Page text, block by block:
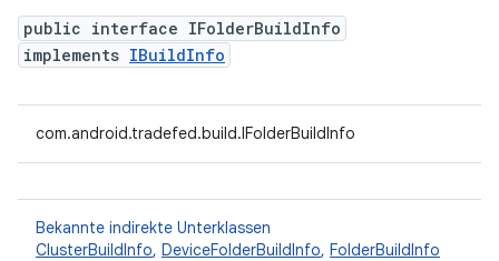
public interface IFolderBuildInfo
implements IBuildInfo
com.android.tradefed.build.IFolderBuildInfo
Bekannte indirekte Unterklassen
ClusterBuildInfo, DeviceFolderBuildInfo, FolderBuildInfo